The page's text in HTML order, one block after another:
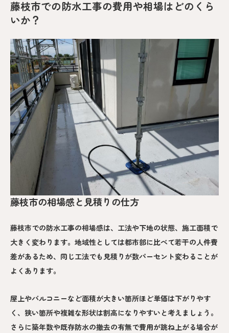
藤枝市での防水工事の費用や相場はどのくら
いか？
藤枝市の相場感と見積りの仕方
藤枝市での防水工事の相場感は、工法や下地の状態、施工面積で
大きく変わります。地域性としては都市部に比べて若干の人件費
差があるため、同じ工法でも見積りが数パーセント変わることが
よくあります。
屋上やバルコニーなど面積が大きい箇所ほど単価は下がりやす
く、狭い箇所や複雑な形状は割高になりやすいと考えましょう。
さらに築年数や既存防水の撤去の有無で費用が跳ね上がる場合が